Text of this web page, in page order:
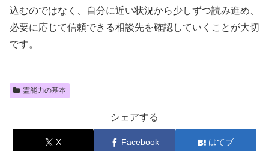
込むのではなく、自分に近い状況から少しずつ読み進め、
必要に応じて信頼できる相談先を確認していくことが大切
です。
霊能力の基本
シェアする
X Facebook はてブ